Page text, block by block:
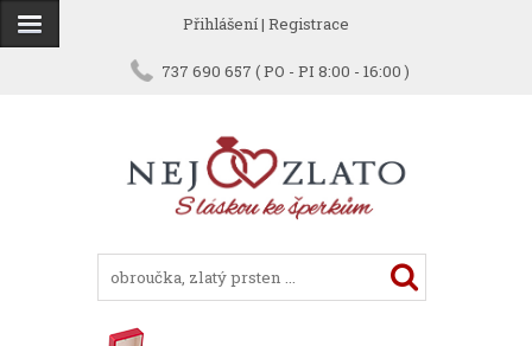
Přihlášení| Registrace
737 690 657 ( PO - PI 8:00 - 16:00 )